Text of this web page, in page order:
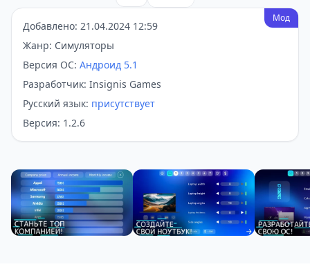
Мод
Добавлено: 21.04.2024 12:59
Жанр: Симуляторы
Версия ОС: Андроид 5.1
Разработчик: Insignis Games
Русский язык: присутствует
Версия: 1.2.6